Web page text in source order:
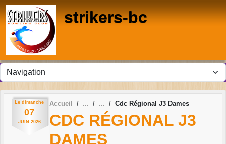
strikers-bc
Le dimanche
07
JUIN 2026
Accueil Cdc Régional J3 Dames
CDC RÉGIONAL J3
DAMES
Panneau de gestion des cookies